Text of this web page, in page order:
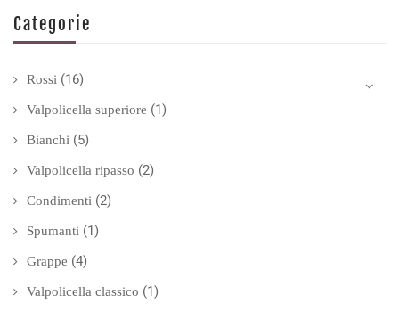
Categorie
Rossi (16)
Valpolicella superiore (1)
Bianchi (5)
Valpolicella ripasso (2)
Condimenti (2)
Spumanti (1)
Grappe (4)
Valpolicella classico (1)